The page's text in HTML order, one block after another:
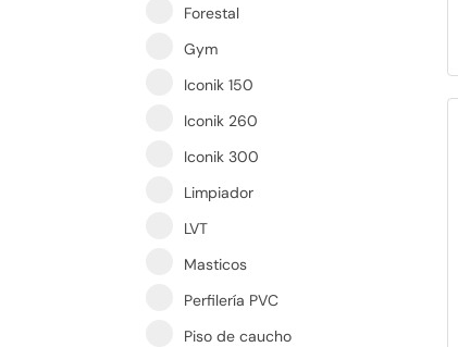
Forestal
Gym
Iconik 150
Iconik 260
Iconik 300
Limpiador
LVT
Masticos
Perfilería PVC
Piso de caucho